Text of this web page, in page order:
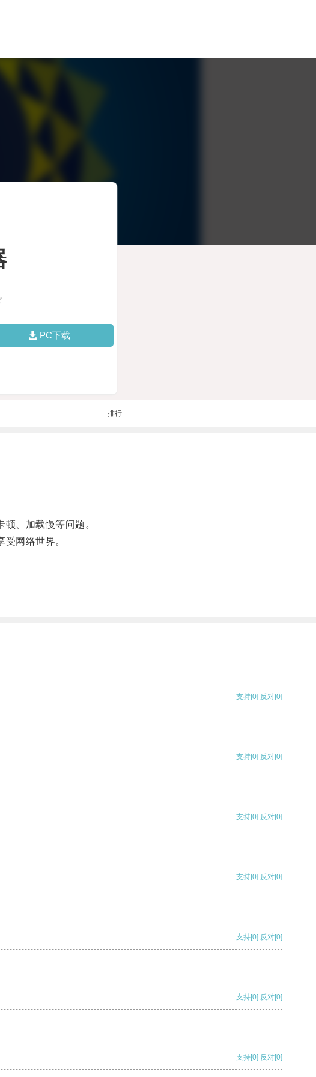
PC下载
排行
、加载慢等问题。
网络世界。
支持[0] 反对[0]
支持[0] 反对[0]
支持[0] 反对[0]
支持[0] 反对[0]
支持[0] 反对[0]
支持[0] 反对[0]
支持[0] 反对[0]